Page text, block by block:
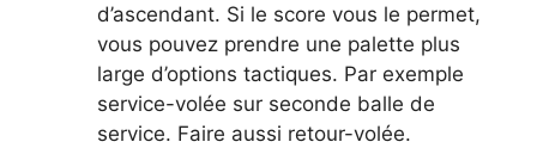
d’ascendant. Si le score vous le permet,
vous pouvez prendre une palette plus
large d’options tactiques. Par exemple
service-volée sur seconde balle de
service. Faire aussi retour-volée.